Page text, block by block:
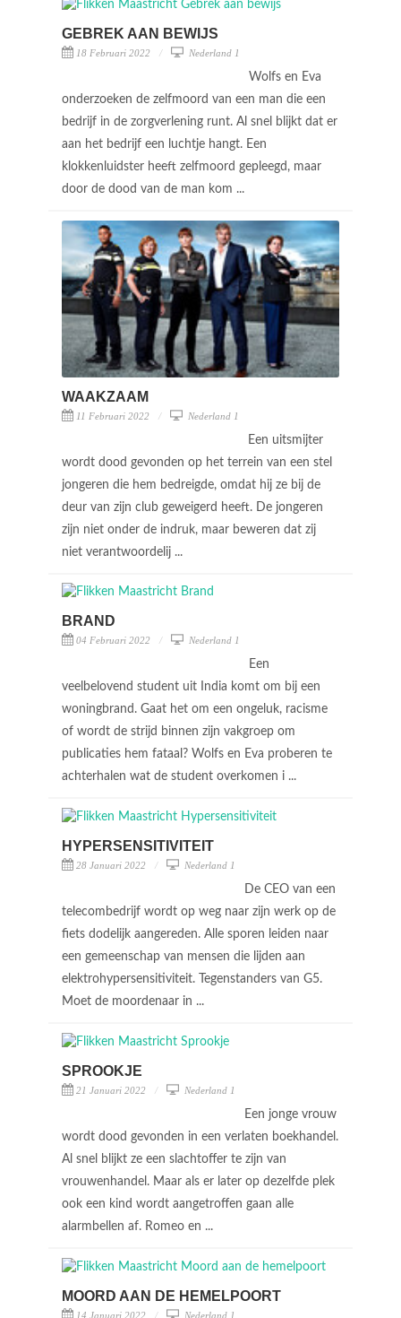
GEBREK AAN BEWIJS
18 Februari 2022 Nederland 1
Wolfs en Eva
onderzoeken de zelfmoord van een man die een
bedrijf in de zorgverlening runt. Al snel blijkt dat er
aan het bedrijf een luchtje hangt. Een
klokkenluidster heeft zelfmoord gepleegd, maar
door de dood van de man kom ...
WAAKZAAM
11 Februari 2022 Nederland 1
Een uitsmijter
wordt dood gevonden op het terrein van een stel
jongeren die hem bedreigde, omdat hij ze bij de
deur van zijn club geweigerd heeft. De jongeren
zijn niet onder de indruk, maar beweren dat zij
niet verantwoordelij ...
BRAND
04 Februari 2022 Nederland 1
Een
veelbelovend student uit India komt om bij een
woningbrand. Gaat het om een ongeluk, racisme
of wordt de strijd binnen zijn vakgroep om
publicaties hem fataal? Wolfs en Eva proberen te
achterhalen wat de student overkomen i ...
HYPERSENSITIVITEIT
28 Januari 2022 Nederland 1
De CEO van een
telecombedrijf wordt op weg naar zijn werk op de
fiets dodelijk aangereden. Alle sporen leiden naar
een gemeenschap van mensen die lijden aan
elektrohypersensitiviteit. Tegenstanders van G5.
Moet de moordenaar in ...
SPROOKJE
21 Januari 2022 Nederland 1
Een jonge vrouw
wordt dood gevonden in een verlaten boekhandel.
Al snel blijkt ze een slachtoffer te zijn van
vrouwenhandel. Maar als er later op dezelfde plek
ook een kind wordt aangetroffen gaan alle
alarmbellen af. Romeo en ...
MOORD AAN DE HEMELPOORT
14 Januari 2022 Nederland 1